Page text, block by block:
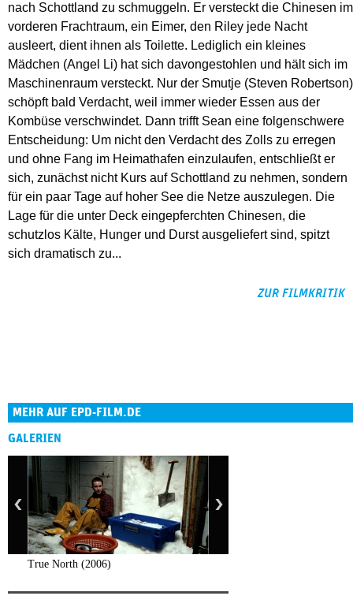
nach Schottland zu schmuggeln. Er versteckt die Chinesen im
vorderen Frachtraum, ein Eimer, den Riley jede Nacht
ausleert, dient ihnen als Toilette. Lediglich ein kleines
Mädchen (Angel Li) hat sich davongestohlen und hält sich im
Maschinenraum versteckt. Nur der Smutje (Steven Robertson)
schöpft bald Verdacht, weil immer wieder Essen aus der
Kombüse verschwindet. Dann trifft Sean eine folgenschwere
Entscheidung: Um nicht den Verdacht des Zolls zu erregen
und ohne Fang im Heimathafen einzulaufen, entschließt er
sich, zunächst nicht Kurs auf Schottland zu nehmen, sondern
für ein paar Tage auf hoher See die Netze auszulegen. Die
Lage für die unter Deck eingepferchten Chinesen, die
schutzlos Kälte, Hunger und Durst ausgeliefert sind, spitzt
sich dramatisch zu...
ZUR FILMKRITIK
MEHR AUF EPD-FILM.DE
GALERIEN
True North (2006)